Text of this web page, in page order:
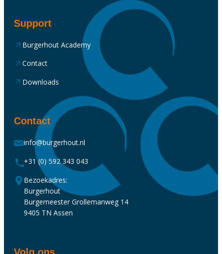
Support
Burgerhout Academy
Contact
Downloads
Contact
info@burgerhout.nl
+31 (0) 592 343 043
Bezoekadres:
Burgerhout
Burgemeester Grollemanweg 14
9405 TN Assen